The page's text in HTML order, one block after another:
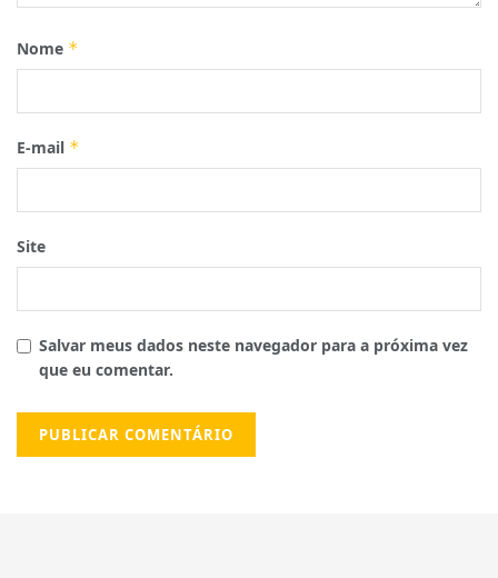
Nome *
E-mail *
Site
Salvar meus dados neste navegador para a próxima vez
que eu comentar.